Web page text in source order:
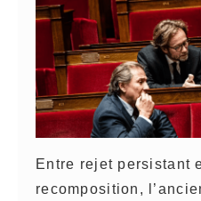
Entre rejet persistant
recomposition,